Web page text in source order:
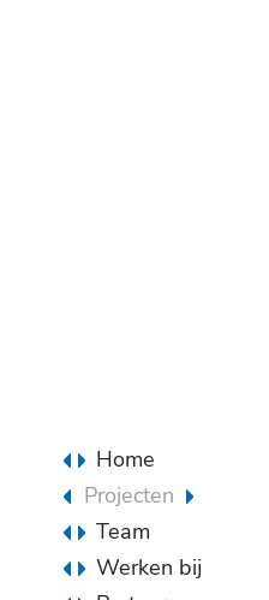
Home
Projecten
Wonen vrije sector
Maatschappelijk
Bedrijfsmatig
Team
Werken bij